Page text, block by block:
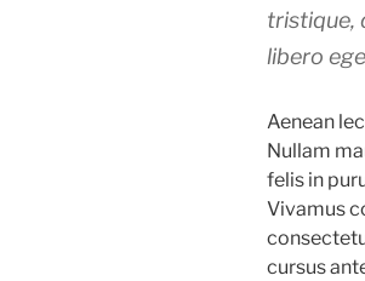
tristique,
libero
Aenean
Nullam
felis in
Vivamus
cursus